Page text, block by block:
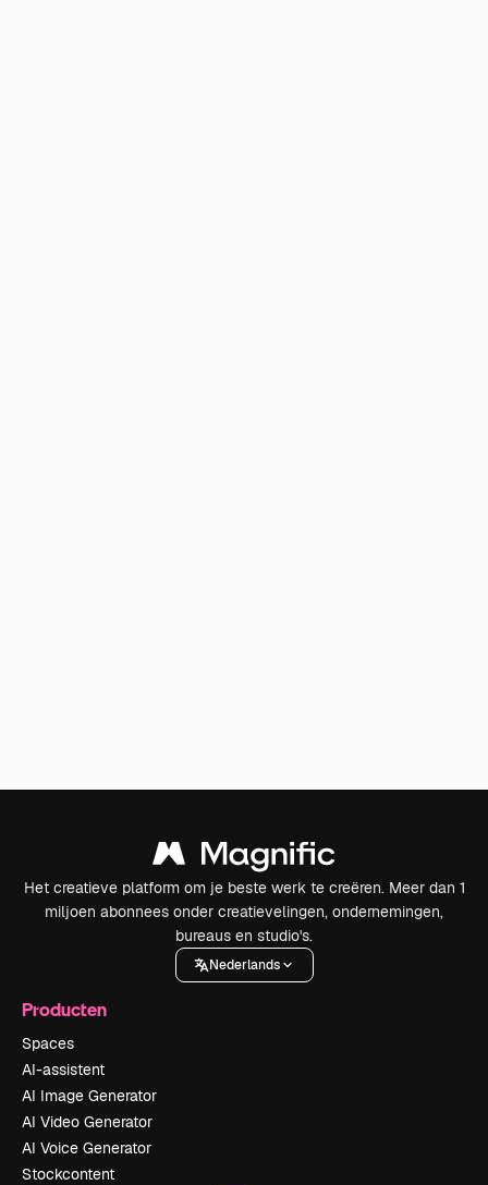
Het creatieve platform om je beste werk te creëren. Meer dan 1
miljoen abonnees onder creatievelingen, ondernemingen,
bureaus en studio's.
Nederlands
Producten
Spaces
AI-assistent
AI Image Generator
AI Video Generator
AI Voice Generator
Stockcontent